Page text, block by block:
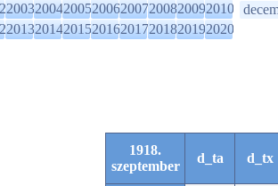
20032004200520062007200820092010
20132014201520162017201820192020
1918.
szeptember
d_ta d_tx